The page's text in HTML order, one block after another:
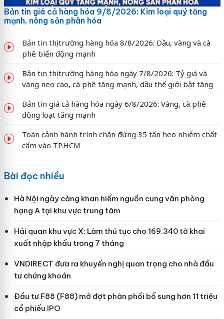
Bản tin giá cả hàng hóa 9/8/2026: Kim loại quý tăng
mạnh, nông sản phân hóa
Bản tin thị trường hàng hóa 8/8/2026: Dầu, vàng và cà
phê biến động mạnh
Bản tin thị trường hàng hóa ngày 7/8/2026: Tỷ giá và
vàng neo cao, cà phê tăng mạnh, dầu thế giới bật tăng
Bản tin giá cả hàng hóa ngày 6/8/2026: Vàng, cà phê
đồng loạt tăng mạnh
Toàn cảnh hành trình chặn đứng 35 tấn heo nhiễm chất
cấm vào TP.HCM
Bài đọc nhiều
Hà Nội ngày càng khan hiếm nguồn cung văn phòng
hạng A tại khu vực trung tâm
Hải quan khu vực X: Làm thủ tục cho 169.340 tờ khai
xuất nhập khẩu trong 7 tháng
VNDIRECT đưa ra khuyến nghị quan trọng cho nhà đầu
tư chứng khoán
Đầu tư F88 (F88) mở đợt phân phối bổ sung hơn 11 triệu
cổ phiếu IPO